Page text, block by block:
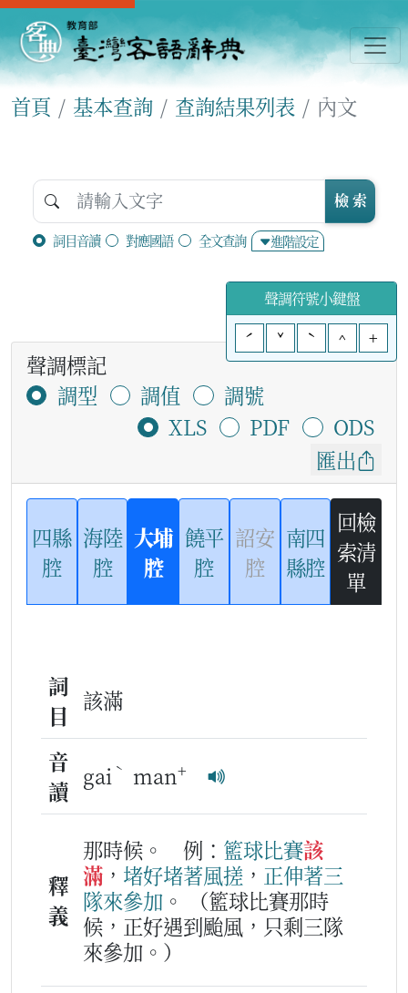
首頁 基本查詢 查詢結果列表 內文
詞目音讀 對應國語 全文查詢 進階設定
檢 索
聲調符號小鍵盤
ˊ
ˇ ˋ ^ +
聲調標記
調型
調值
調號
XLS
PDF
ODS
匯出
四縣
腔
海陸
腔
大埔
腔
饒平
腔
詔安
腔
南四
縣腔
回檢
索清
單
詞
目
該滿
音
讀
gai ˋ man+
釋
義
那時候。 例： 籃球比賽該
滿 ， 堵好堵著風搓 ， 正伸著三
隊來參加 。
（籃球比賽那時
候，正好遇到颱風，只剩三隊
來參加。）